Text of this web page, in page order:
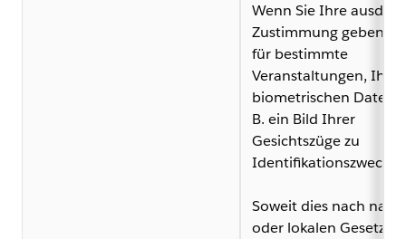
Wenn Sie Ihre
Zustimmung geben
für bestimmte
Veranstaltungen, Ihre
biometrischen Daten,
B. ein Bild Ihrer
Gesichtszüge zu
Identifikationszwecken
Soweit dies nach
oder lokalen Gesetzen